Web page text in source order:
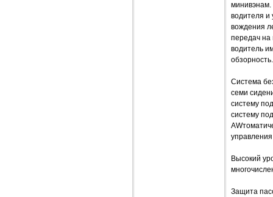
минивэнам.
водителя и
вождения
передач на
водитель
обзорность.
Система
семи
систему
систему
Высокий
Защита